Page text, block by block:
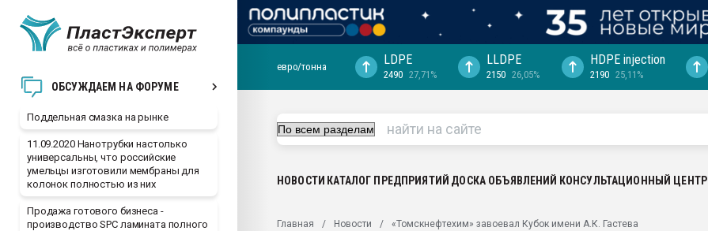
ОБСУЖДАЕМ НА ФОРУМЕ
Поддельная смазка на рынке
11.09.2020 Нанотрубки настолько
универсальны, что российские
умельцы изготовили мембраны для
колонок полностью из них
Продажа готового бизнеса -
производство SPC ламината полного
ближайшее подмосковье, с.-в.
Подмосковье, Москва
первый план в переработке
28.07.2026 "Технониколь" довольна
евро/тонна LDPE
2490 27,71%
LLDPE
2150 26,05%
HDPE injection
2190 25,11%
НОВОСТИ КАТАЛОГ ПРЕДПРИЯТИЙ ДОСКА ОБЪЯВЛЕНИЙ КОНСУЛЬТАЦИОННЫЙ ЦЕНТР
Главная Новости «Томскнефтехим» завоевал Кубок имени А.К. Гастева